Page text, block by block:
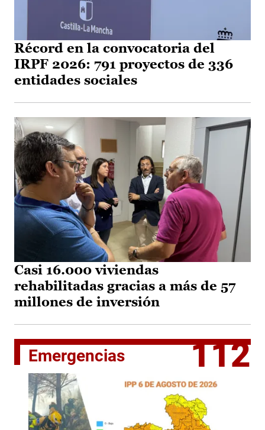
Récord en la convocatoria del
IRPF 2026: 791 proyectos de 336
entidades sociales
Casi 16.000 viviendas
rehabilitadas gracias a más de 57
millones de inversión
Emergencias 112